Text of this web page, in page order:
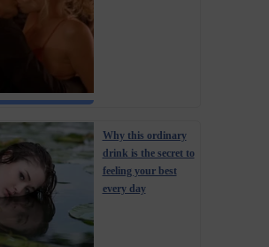
Why this ordinary
drink is the secret to
feeling your best
every day